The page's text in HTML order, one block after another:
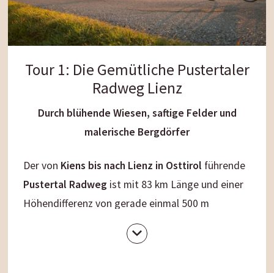
Tour 1: Die Gemütliche Pustertaler
Radweg Lienz
Durch blühende Wiesen, saftige Felder und
malerische Bergdörfer
Der von Kiens bis nach Lienz in Osttirol führende
Pustertal Radweg ist mit 83 km Länge und einer
Höhendifferenz von gerade einmal 500 m
besonders geeignet für Anfänger und
. Er führt fast immer abseits der